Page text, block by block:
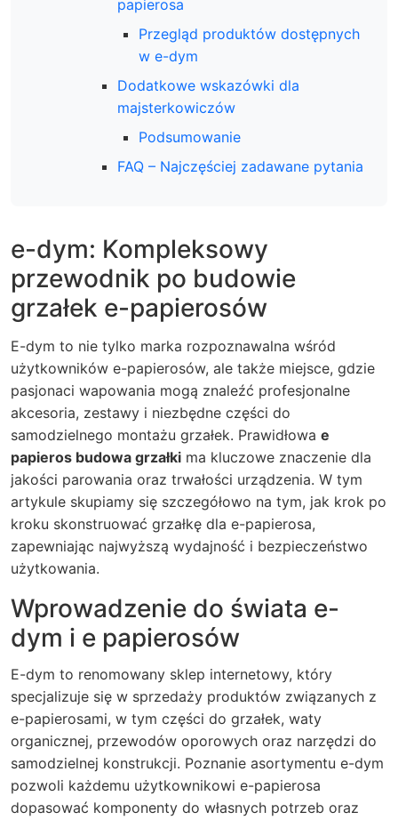
papierosa
Przegląd produktów dostępnych
w e-dym
Dodatkowe wskazówki dla
majsterkowiczów
Podsumowanie
FAQ – Najczęściej zadawane pytania
e-dym: Kompleksowy
przewodnik po budowie
grzałek e-papierosów
E-dym to nie tylko marka rozpoznawalna wśród
użytkowników e-papierosów, ale także miejsce, gdzie
pasjonaci wapowania mogą znaleźć profesjonalne
akcesoria, zestawy i niezbędne części do
samodzielnego montażu grzałek. Prawidłowa e
papieros budowa grzałki ma kluczowe znaczenie dla
jakości parowania oraz trwałości urządzenia. W tym
artykule skupiamy się szczegółowo na tym, jak krok po
kroku skonstruować grzałkę dla e-papierosa,
zapewniając najwyższą wydajność i bezpieczeństwo
użytkowania.
Wprowadzenie do świata e-
dym i e papierosów
E-dym to renomowany sklep internetowy, który
specjalizuje się w sprzedaży produktów związanych z
e-papierosami, w tym części do grzałek, waty
organicznej, przewodów oporowych oraz narzędzi do
samodzielnej konstrukcji. Poznanie asortymentu e-dym
pozwoli każdemu użytkownikowi e-papierosa
dopasować komponenty do własnych potrzeb oraz